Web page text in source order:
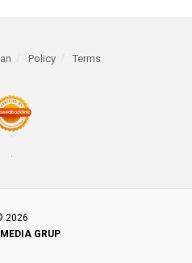
Policy Terms
2026
GRUP